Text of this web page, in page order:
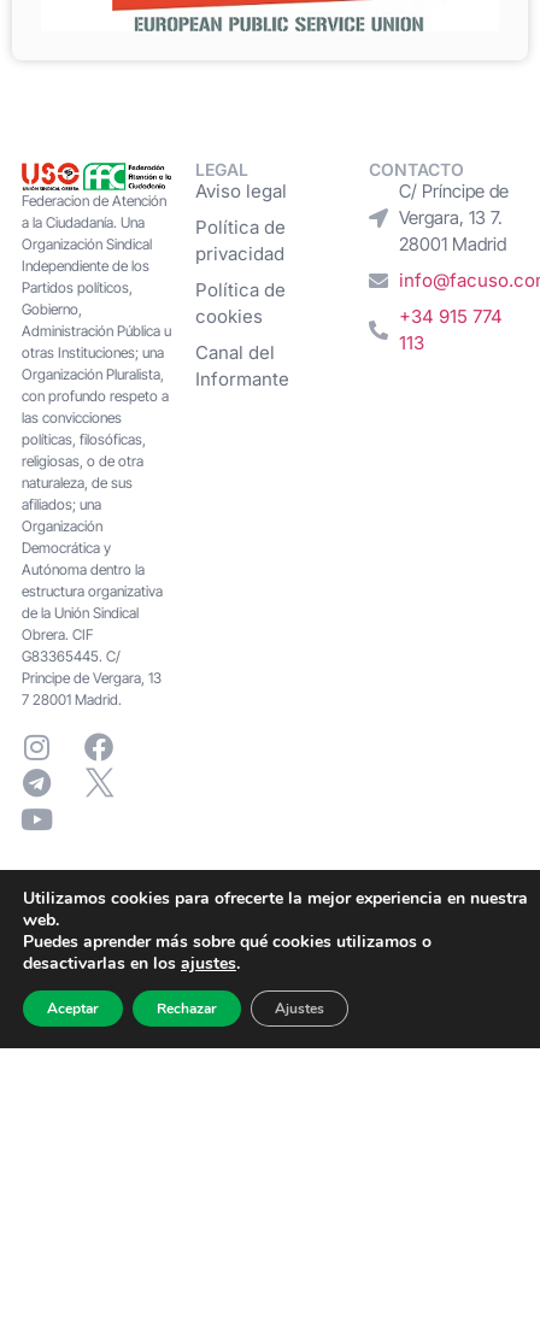
Federacion de Atención
a la Ciudadanía. Una
Organización Sindical
Independiente de los
Partidos políticos,
Gobierno,
Administración Pública u
otras Instituciones; una
Organización Pluralista,
con profundo respeto a
las convicciones
políticas, filosóficas,
religiosas, o de otra
naturaleza, de sus
afiliados; una
Organización
Democrática y
Autónoma dentro la
estructura organizativa
de la Unión Sindical
Obrera. CIF
G83365445. C/
Principe de Vergara, 13
7 28001 Madrid.
LEGAL
Aviso legal
Política de
privacidad
Política de
cookies
Canal del
Informante
CONTACTO
C/ Príncipe de
Vergara, 13 7.
28001 Madrid
+34 915 774
113
Utilizamos cookies para ofrecerte la mejor experiencia en nuestra
web.
Puedes aprender más sobre qué cookies utilizamos o
desactivarlas en los ajustes.
Aceptar Rechazar Ajustes